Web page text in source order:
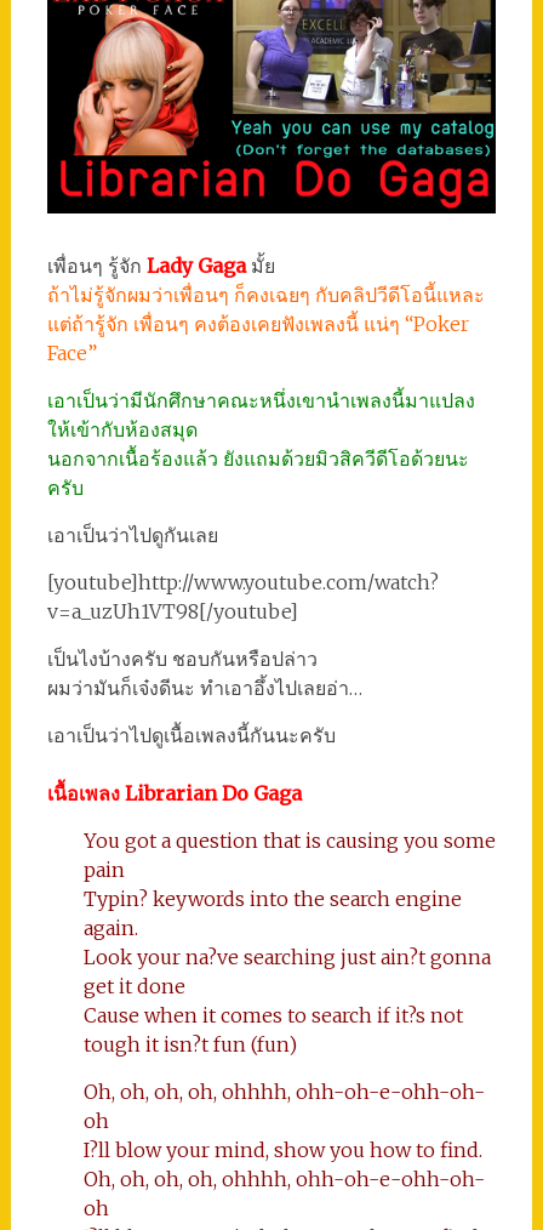
เพื่อนๆ รู้จัก Lady Gagaมั้ย
ถ้าไม่รู้จักผมว่าเพื่อนๆ ก็คงเฉยๆ กับคลิปวีดีโอนี้แหละ
แต่ถ้ารู้จัก เพื่อนๆ คงต้องเคยฟังเพลงนี้ แน่ๆ “Poker
Face”
เอาเป็นว่ามีนักศึกษาคณะหนึ่งเขานำเพลงนี้มาแปลง
ให้เข้ากับห้องสมุด
นอกจากเนื้อร้องแล้ว ยังแถมด้วยมิวสิควีดีโอด้วยนะ
ครับ
เอาเป็นว่าไปดูกันเลย
[youtube]http://www.youtube.com/watch?
v=a_uzUh1VT98[/youtube]
เป็นไงบ้างครับ ชอบกันหรือปล่าว
ผมว่ามันก็เจ๋งดีนะ ทำเอาอึ้งไปเลยอ่า…
เอาเป็นว่าไปดูเนื้อเพลงนี้กันนะครับ
เนื้อเพลง Librarian Do Gaga
You got a question that is causing you some
pain
Typin? keywords into the search engine
again.
Look your na?ve searching just ain?t gonna
get it done
Cause when it comes to search if it?s not
tough it isn?t fun (fun)
Oh, oh, oh, oh, ohhhh, ohh-oh-e-ohh-oh-
oh
I?ll blow your mind, show you how to find.
Oh, oh, oh, oh, ohhhh, ohh-oh-e-ohh-oh-
oh